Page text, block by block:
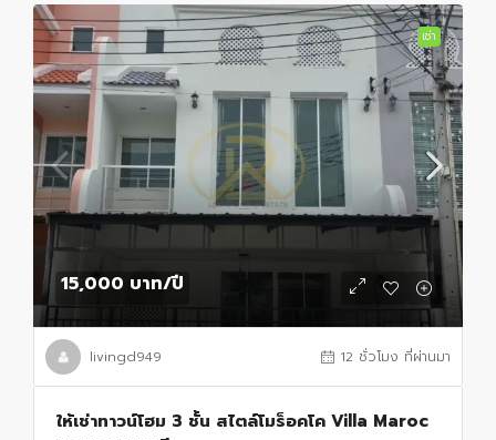
เช่า
15,000 บาท/ปี
livingd949 12 ชั่วโมง ที่ผ่านมา
ให้เช่าทาวน์โฮม 3 ชั้น สไตล์โมร็อคโค Villa Maroc